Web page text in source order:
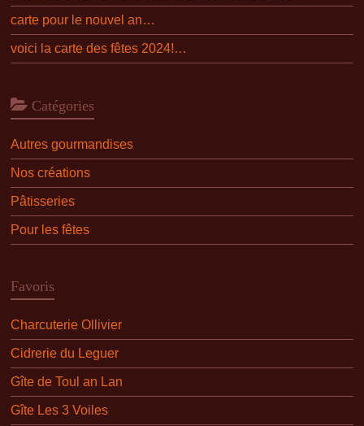
carte pour le nouvel an…
voici la carte des fêtes 2024!…
Catégories
Autres gourmandises
Nos créations
Pâtisseries
Pour les fêtes
Favoris
Charcuterie Ollivier
Cidrerie du Leguer
Gîte de Toul an Lan
Gîte Les 3 Voiles